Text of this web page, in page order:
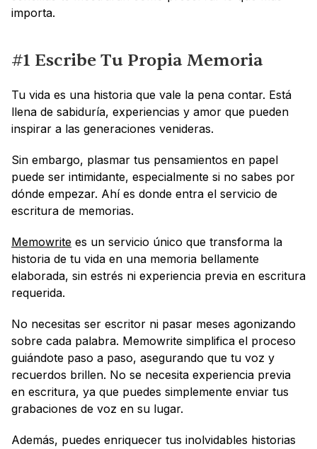
importa.
#1 Escribe Tu Propia Memoria
Tu vida es una historia que vale la pena contar. Está
llena de sabiduría, experiencias y amor que pueden
inspirar a las generaciones venideras.
Sin embargo, plasmar tus pensamientos en papel
puede ser intimidante, especialmente si no sabes por
dónde empezar. Ahí es donde entra el servicio de
escritura de memorias.
Memowrite es un servicio único que transforma la
historia de tu vida en una memoria bellamente
elaborada, sin estrés ni experiencia previa en escritura
requerida.
No necesitas ser escritor ni pasar meses agonizando
sobre cada palabra. Memowrite simplifica el proceso
guiándote paso a paso, asegurando que tu voz y
recuerdos brillen. No se necesita experiencia previa
en escritura, ya que puedes simplemente enviar tus
grabaciones de voz en su lugar.
Además, puedes enriquecer tus inolvidables historias